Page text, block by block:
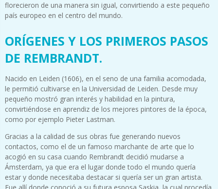
florecieron de una manera sin igual, convirtiendo a este pequeño
país europeo en el centro del mundo.
ORÍGENES Y LOS PRIMEROS PASOS
DE REMBRANDT.
Nacido en Leiden (1606), en el seno de una familia acomodada,
le permitió cultivarse en la Universidad de Leiden. Desde muy
pequeño mostró gran interés y habilidad en la pintura,
convirtiéndose en aprendiz de los mejores pintores de la época,
como por ejemplo Pieter Lastman.
Gracias a la calidad de sus obras fue generando nuevos
contactos, como el de un famoso marchante de arte que lo
acogió en su casa cuando Rembrandt decidió mudarse a
Ámsterdam, ya que era el lugar donde todo el mundo quería
estar y donde necesitaba destacar si quería ser un gran artista.